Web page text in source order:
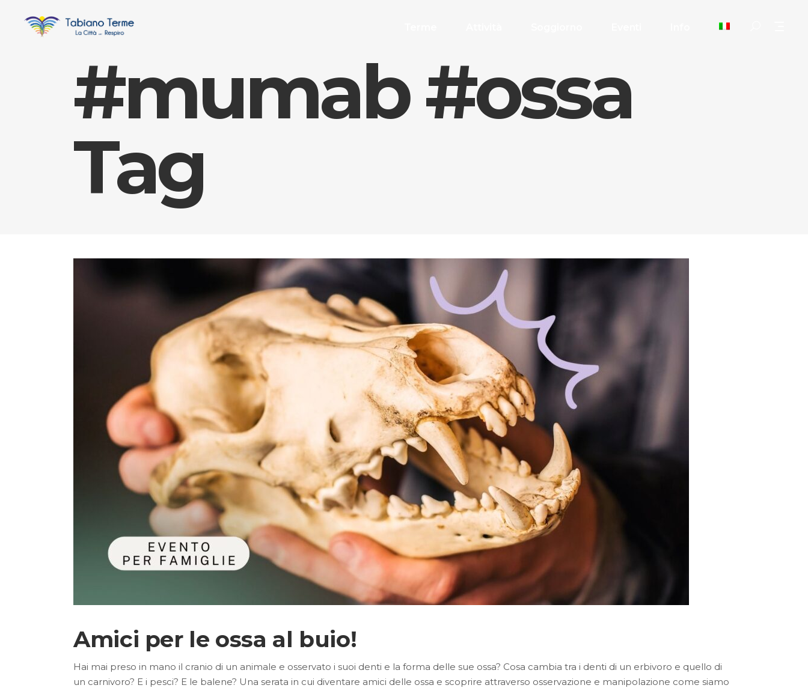
#mumab #ossa
Tag
Amici per le ossa al buio!
Hai mai preso in mano il cranio di un animale e osservato i suoi denti e la forma delle sue ossa? Cosa cambia tra i denti di un erbivoro e quello di
un carnivoro? E i pesci? E le balene? Una serata in cui diventare amici delle ossa e scoprire attraverso osservazione e manipolazione come siamo